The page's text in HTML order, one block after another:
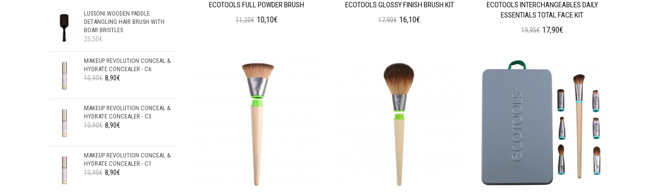
LUSSONI WOODEN PADDLE
DETANGLING HAIR BRUSH WITH
BOAR BRISTLES
25,50€
MAKEUP REVOLUTION CONCEAL &
HYDRATE CONCEALER - C6
10,90€ 8,90€
MAKEUP REVOLUTION CONCEAL &
HYDRATE CONCEALER - C3
10,90€ 8,90€
MAKEUP REVOLUTION CONCEAL &
HYDRATE CONCEALER - C1
10,90€ 8,90€
ECOTOOLS FULL POWDER BRUSH
11,20€ 10,10€
ECOTOOLS GLOSSY FINISH BRUSH KIT
17,90€ 16,10€
ECOTOOLS INTERCHANGEABLES DAILY
ESSENTIALS TOTAL FACE KIT
19,95€ 17,90€